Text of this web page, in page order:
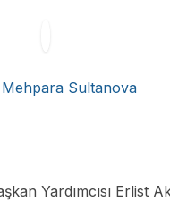
Mehpara Sultanova
Yardımcısı Erlist